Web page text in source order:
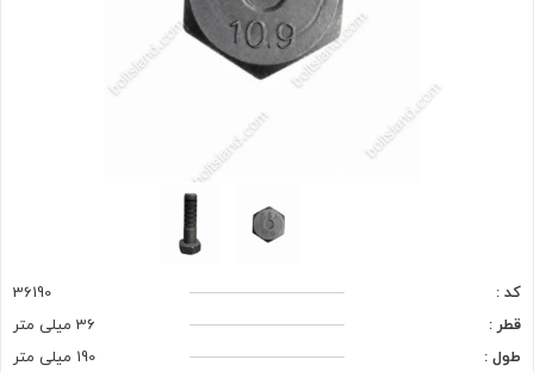
کد :
36190
قطر :
36 میلی متر
طول :
190 میلی متر